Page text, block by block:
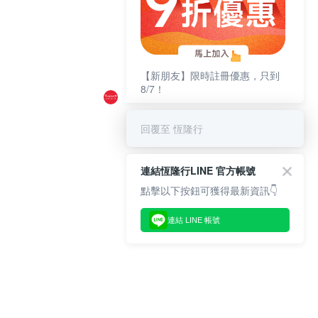
【新朋友】限時註冊優惠，只到
8/7！
回覆至 恆隆行
連結恆隆行LINE 官方帳號
點擊以下按鈕可獲得最新資訊👇
連結 LINE 帳號